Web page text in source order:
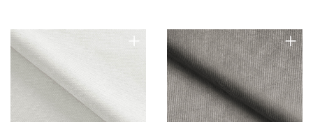
+ +